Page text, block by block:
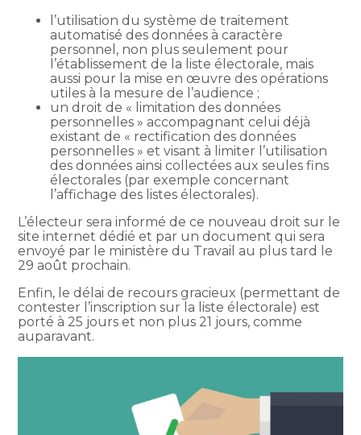
l’utilisation du système de traitement
automatisé des données à caractère
personnel, non plus seulement pour
l’établissement de la liste électorale, mais
aussi pour la mise en œuvre des opérations
utiles à la mesure de l’audience ;
un droit de « limitation des données
personnelles » accompagnant celui déjà
existant de « rectification des données
personnelles » et visant à limiter l’utilisation
des données ainsi collectées aux seules fins
électorales (par exemple concernant
l’affichage des listes électorales).
L’électeur sera informé de ce nouveau droit sur le
site internet dédié et par un document qui sera
envoyé par le ministère du Travail au plus tard le
29 août prochain.
Enfin, le délai de recours gracieux (permettant de
contester l’inscription sur la liste électorale) est
porté à 25 jours et non plus 21 jours, comme
auparavant.